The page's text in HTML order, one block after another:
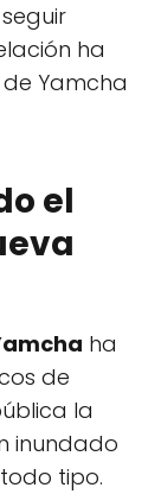
ha
Yamcha
el
ha
de
la
inundado
tipo.